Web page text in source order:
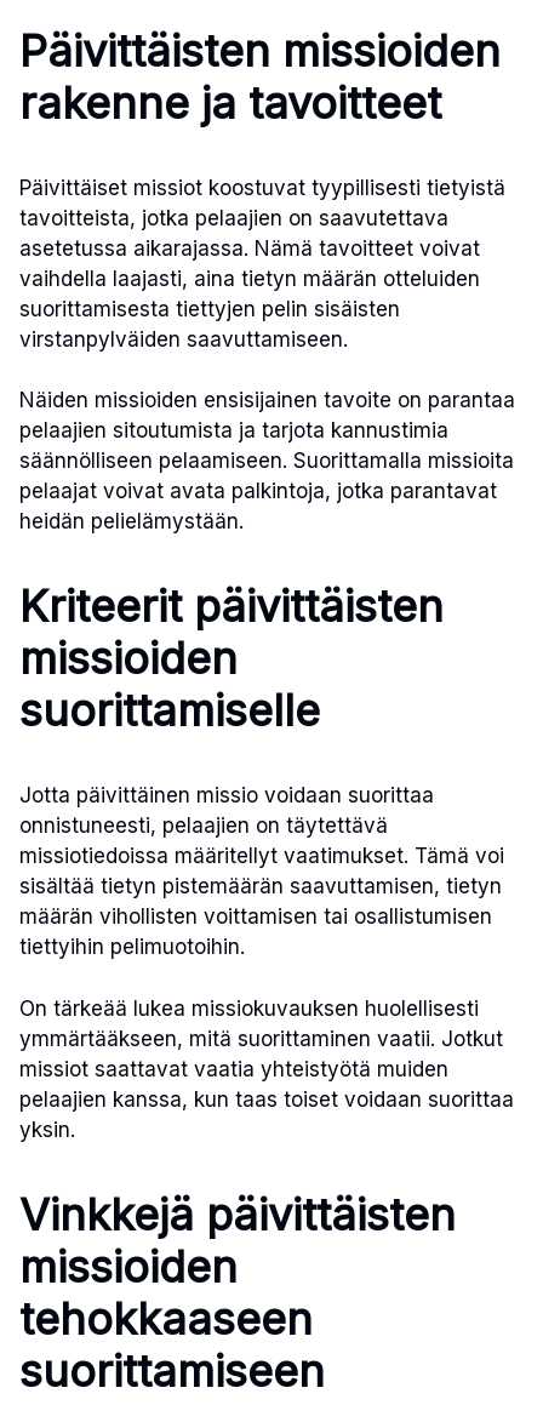
Päivittäisten missioiden
rakenne ja tavoitteet
Päivittäiset missiot koostuvat tyypillisesti tietyistä
tavoitteista, jotka pelaajien on saavutettava
asetetussa aikarajassa. Nämä tavoitteet voivat
vaihdella laajasti, aina tietyn määrän otteluiden
suorittamisesta tiettyjen pelin sisäisten
virstanpylväiden saavuttamiseen.
Näiden missioiden ensisijainen tavoite on parantaa
pelaajien sitoutumista ja tarjota kannustimia
säännölliseen pelaamiseen. Suorittamalla missioita
pelaajat voivat avata palkintoja, jotka parantavat
heidän pelielämystään.
Kriteerit päivittäisten
missioiden
suorittamiselle
Jotta päivittäinen missio voidaan suorittaa
onnistuneesti, pelaajien on täytettävä
missiotiedoissa määritellyt vaatimukset. Tämä voi
sisältää tietyn pistemäärän saavuttamisen, tietyn
määrän vihollisten voittamisen tai osallistumisen
tiettyihin pelimuotoihin.
On tärkeää lukea missiokuvauksen huolellisesti
ymmärtääkseen, mitä suorittaminen vaatii. Jotkut
missiot saattavat vaatia yhteistyötä muiden
pelaajien kanssa, kun taas toiset voidaan suorittaa
yksin.
Vinkkejä päivittäisten
missioiden
tehokkaaseen
suorittamiseen